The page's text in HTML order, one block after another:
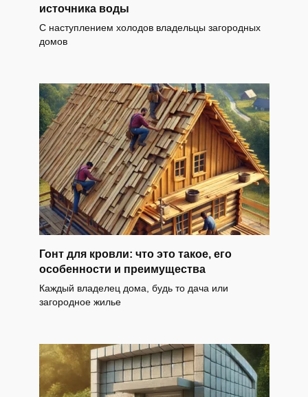
источника воды
С наступлением холодов владельцы загородных
домов
Гонт для кровли: что это такое, его
особенности и преимущества
Каждый владелец дома, будь то дача или
загородное жилье